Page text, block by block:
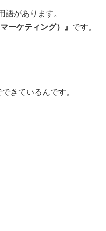
語があります。
ーケティング）』 です。
きているんです。